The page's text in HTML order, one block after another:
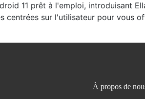
11 prêt à l'emploi, introduisant
centrées sur l'utilisateur pour vous
À propos de